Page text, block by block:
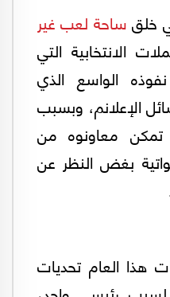
خلقساحة لعب غير
الانتخابية التي
الواسع الذي
الإعلانم، وبسبب
تمكن معاونوه من
بغض النظر عن
هذا العام تحديات